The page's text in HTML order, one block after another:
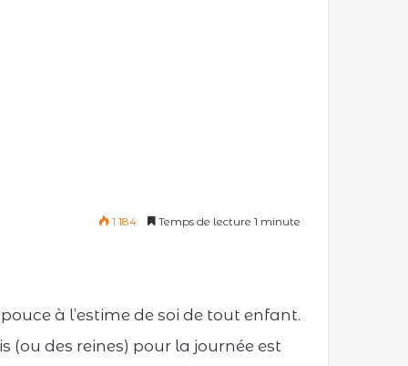
1 184 Temps de lecture 1 minute
à l’estime de soi de tout enfant.
(ou des reines) pour la journée est